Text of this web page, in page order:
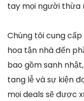
tay mọi người thừa
Chúng tôi cung
hoa tận nhà đến
bao gồm sanh
tang lễ và sự kiện
mọi deals sẽ được